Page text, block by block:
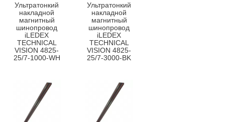
Ультратонкий
накладной
магнитный
шинопровод
iLEDEX
TECHNICAL
VISION 4825-
25/7-1000-WH
Ультратонкий
накладной
магнитный
шинопровод
iLEDEX
TECHNICAL
VISION 4825-
25/7-3000-BK